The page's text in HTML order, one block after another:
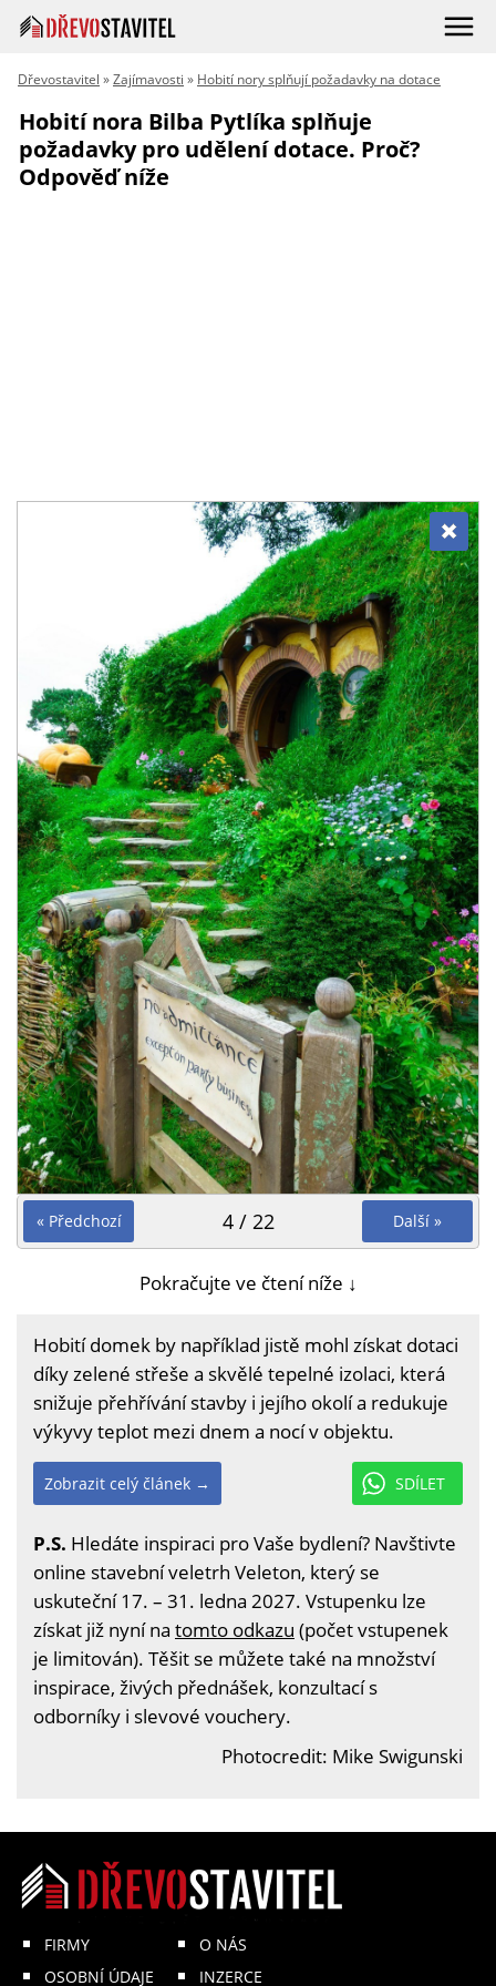
Dřevostavitel »Zajímavosti » Hobití nory splňují požadavky na dotace
Hobití nora Bilba Pytlíka splňuje
požadavky pro udělení dotace. Proč?
Odpověď níže
« Předchozí Další »
4 / 22
Pokračujte ve čtení níže ↓
Hobití domek by například jistě mohl získat dotaci
díky zelené střeše a skvělé tepelné izolaci, která
snižuje přehřívání stavby i jejího okolí a redukuje
výkyvy teplot mezi dnem a nocí v objektu.
SDÍLET
Zobrazit celý článek →
P.S. Hledáte inspiraci pro Vaše bydlení? Navštivte
online stavební veletrh Veleton, který se
uskuteční 17. – 31. ledna 2027. Vstupenku lze
získat již nyní na tomto odkazu (počet vstupenek
je limitován). Těšit se můžete také na množství
inspirace, živých přednášek, konzultací s
odborníky i slevové vouchery.
Photocredit: Mike Swigunski
FIRMY
OSOBNÍ ÚDAJE
O NÁS
INZERCE